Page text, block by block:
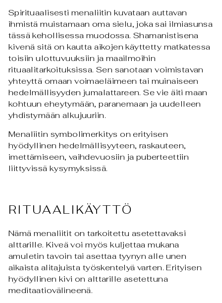
Spirituaalisesti menaliitin kuvataan auttavan
ihmistä muistamaan oma sielu, joka sai ilmiasunsa
tässä kehollisessa muodossa. Shamanistisena
kivenä sitä on kautta aikojen käyttetty matkatessa
toisiin ulottuvuuksiin ja maailmoihin
rituaalitarkoituksissa. Sen sanotaan voimistavan
yhteyttä omaan voimaeläimeen tai muinaiseen
hedelmällisyyden jumalattareen. Se vie äiti maan
kohtuun eheytymään, paranemaan ja uudelleen
yhdistymään alkujuuriin.
Menaliitin symbolimerkitys on erityisen
hyödyllinen hedelmällisyyteen, raskauteen,
imettämiseen, vaihdevuosiin ja puberteettiin
liittyvissä kysymyksissä.
RITUAALIKÄYTTÖ
Nämä menaliitit on tarkoitettu asetettavaksi
alttarille. Kiveä voi myös kuljettaa mukana
amuletin tavoin tai asettaa tyynyn alle unen
aikaista alitajuista työskentelyä varten. Erityisen
hyödyllinen kivi on alttarille asetettuna
meditaatiovälineenä.